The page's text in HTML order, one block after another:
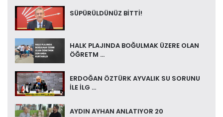
SÜPÜRÜLDÜNÜZ BİTTİ!
HALK PLAJINDA BOĞULMAK ÜZERE OLAN
ÖĞRETM ...
ERDOĞAN ÖZTÜRK AYVALIK SU SORUNU
İLE İLG ...
AYDIN AYHAN ANLATIYOR 20